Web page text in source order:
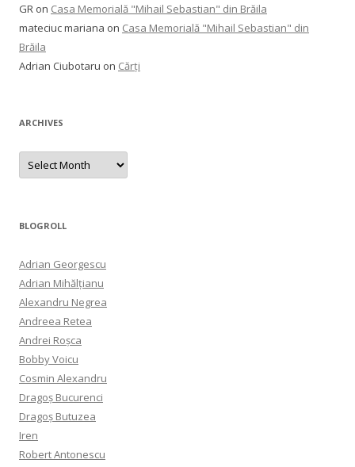
GR on Casa Memorială "Mihail Sebastian" din Brăila
mateciuc mariana on Casa Memorială "Mihail Sebastian" din
Brăila
Adrian Ciubotaru on Cărți
ARCHIVES
Archives
BLOGROLL
Adrian Georgescu
Adrian Mihălțianu
Alexandru Negrea
Andreea Retea
Andrei Roșca
Bobby Voicu
Cosmin Alexandru
Dragoș Bucurenci
Dragoș Butuzea
Iren
Robert Antonescu